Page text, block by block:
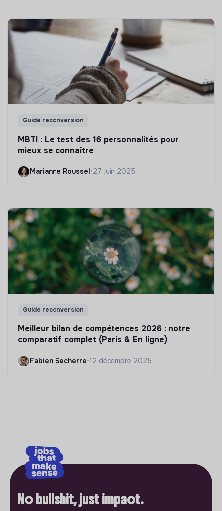
Guide reconversion
MBTI : Le test des 16 personnalités pour
mieux se connaître
Marianne Roussel•27 juin 2025
Guide reconversion
Meilleur bilan de compétences 2026 : notre
comparatif complet (Paris & En ligne)
Fabien Secherre•12 décembre 2025
No bullshit, just impact.